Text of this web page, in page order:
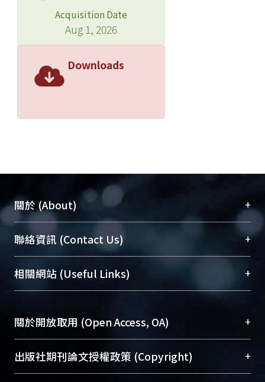
Acquisition Date
Aug 1, 2026
Downloads
關於 (About) +
臺大位居世界頂尖大學之列，為永久珍藏及向國際
展現本校豐碩的研究成果及學術能量，圖書館整合
機構典藏（NTUR）與學術庫（AH）不同功能平
台，成為臺大學術典藏NTU scholars。期能整合研
究能量、促進交流合作、保存學術產出、推廣研究
成果。
To permanently archive and promote researcher
profiles and scholarly works, Library integrates the
services of “NTU Repository” with “Academic
聯絡資訊 (Contact Us) +
總館學科館員(Main Library)
醫學圖書館學科館員(Medical Library)
(Social
Sciences Library)
相關網站 (Useful Links) +
關於開放取用 (Open Access, OA) +
開放取用是從使用者角度提升資訊取用性的社會運
動，應用在學術研究上是透過將研究著作公開供使
出版社期刊論文授權政策 (Copyright) +